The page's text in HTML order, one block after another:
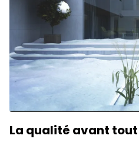
La qualité avant tout